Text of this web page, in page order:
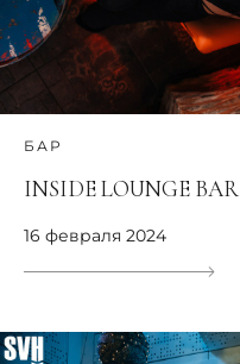
БАР
INSIDE LOUNGE BAR
16 февраля 2024